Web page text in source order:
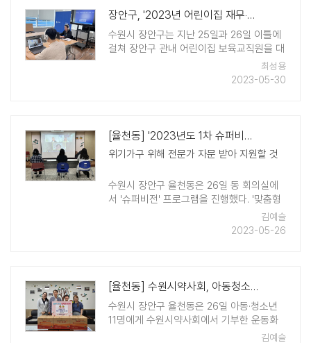
장안구, '2023년 어린이집 재무‧회계' 온라인 교육 진행
수원시 장안구는 지난 25일과 26일 이틀에
걸쳐 장안구 관내 어린이집 보육교직원을 대
상으로 「2023년 어린이집 재무회계 온라인
교육」을 실시했다. '경기도 어린이집 관리시
최성용
2023-05-30
[율천동] '2023년도 1차 슈퍼비전' 개최
위기가구 위해 전문가 자문 받아 지원할 것
수원시 장안구 율천동은 26일 동 회의실에
서 '슈퍼비전' 프로그램을 진행했다. '맞춤형
전문가 슈퍼비전'은 경제적·정신적 문제 등을
복합적으로 가진 위기가구의 사례 개입 방향
김예슬
2023-05-26
[율천동] 수원시약사회, 아동청소년에게 운동화·미술용품 도구 지원
수원시 장안구 율천동은 26일 아동·청소년
11명에게 수원시약사회에서 기부한 운동화
와 미술 용품 도구를 전달했다. 수원시약사
김예슬